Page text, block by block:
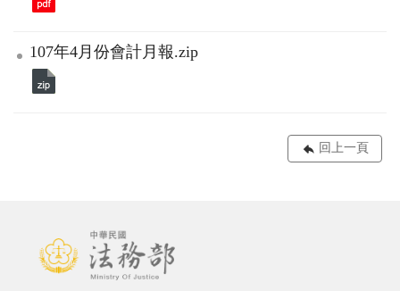
107年4月份會計月報.zip
回上一頁